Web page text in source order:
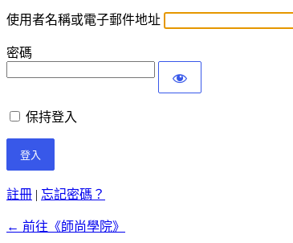
使用者名稱或電子郵件地址
密碼
保持登入
註冊 | 忘記密碼？
← 前往《師尚學院》